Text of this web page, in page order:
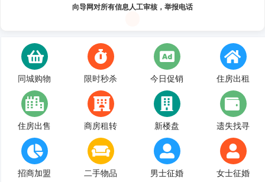
向导网对所有信息人工审核，举报电话
同城购物 限时秒杀 今日促销 住房出租
住房出售 商房租转 新楼盘 遗失找寻
招商加盟 二手物品 男士征婚 女士征婚